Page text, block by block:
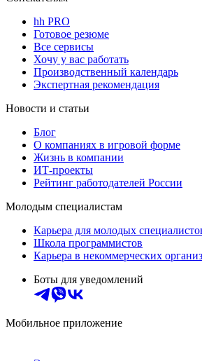
hh PRO
Готовое резюме
Все сервисы
Хочу у вас работать
Производственный календарь
Экспертная рекомендация
Новости и статьи
Блог
О компаниях в игровой форме
Жизнь в компании
ИТ-проекты
Рейтинг работодателей России
Молодым специалистам
Карьера для молодых
Школа программистов
Карьера в некоммерческих
Боты для уведомлений
Мобильное приложение